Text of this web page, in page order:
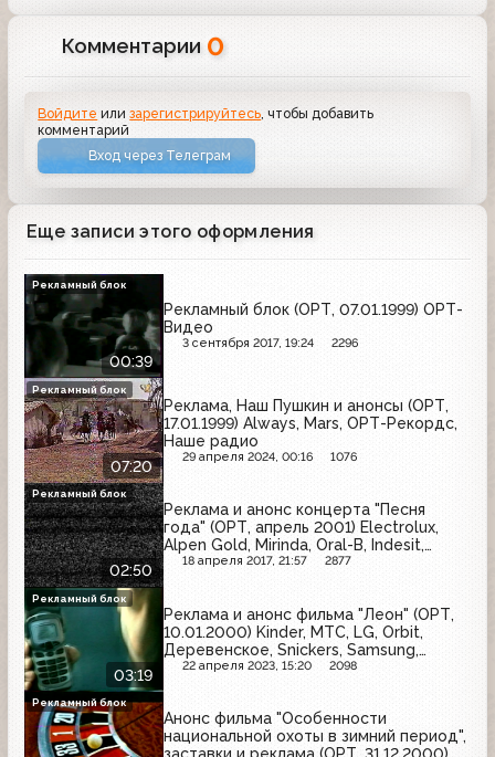
Комментарии 0
Войдите илизарегистрируйтесь, чтобы добавить
комментарий
Вход через Телеграм
Еще записи этого оформления
00:39
Рекламный блок (ОРТ, 07.01.1999) ОРТ-
Видео
3 сентября 2017, 19:24 2296
Рекламный блок
07:20
Реклама, Наш Пушкин и анонсы (ОРТ,
17.01.1999) Always, Mars, ОРТ-Рекордс,
Наше радио
29 апреля 2024, 00:16 1076
Рекламный блок
02:50
Реклама и анонс концерта "Песня
года" (ОРТ, апрель 2001) Electrolux,
Alpen Gold, Mirinda, Oral-B, Indesit,
Nivea, Lay's
18 апреля 2017, 21:57 2877
Рекламный блок
03:19
Реклама и анонс фильма "Леон" (ОРТ,
10.01.2000) Kinder, МТС, LG, Orbit,
Деревенское, Snickers, Samsung,
Внешэкономбанк
22 апреля 2023, 15:20 2098
Рекламный блок
Анонс фильма "Особенности
национальной охоты в зимний период",
Рекламный блок